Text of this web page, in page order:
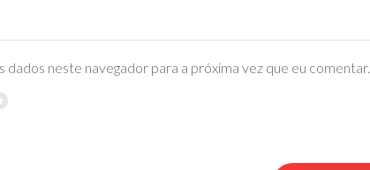
dados neste navegador para a próxima vez que eu comentar.